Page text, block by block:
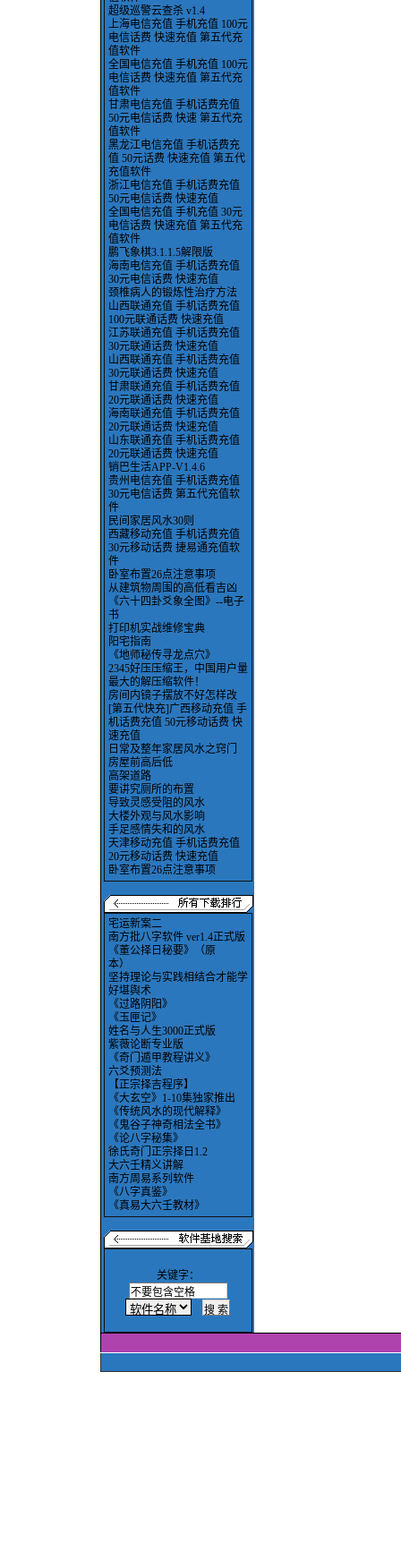
超级巡警云查杀 v1.4
上海电信充值 手机充值 100元
电信话费 快速充值 第五代充
值软件
全国电信充值 手机充值 100元
电信话费 快速充值 第五代充
值软件
甘肃电信充值 手机话费充值
50元电信话费 快速 第五代充
值软件
黑龙江电信充值 手机话费充
值 50元话费 快速充值 第五代
充值软件
浙江电信充值 手机话费充值
50元电信话费 快速充值
全国电信充值 手机充值 30元
电信话费 快速充值 第五代充
值软件
鹏飞象棋3.1.1.5解限版
海南电信充值 手机话费充值
30元电信话费 快速充值
颈椎病人的锻炼性治疗方法
山西联通充值 手机话费充值
100元联通话费 快速充值
江苏联通充值 手机话费充值
30元联通话费 快速充值
山西联通充值 手机话费充值
30元联通话费 快速充值
甘肃联通充值 手机话费充值
20元联通话费 快速充值
海南联通充值 手机话费充值
20元联通话费 快速充值
山东联通充值 手机话费充值
20元联通话费 快速充值
销巴生活APP-V1.4.6
贵州电信充值 手机话费充值
30元电信话费 第五代充值软
件
民间家居风水30则
西藏移动充值 手机话费充值
30元移动话费 捷易通充值软
件
卧室布置26点注意事项
从建筑物周围的高低看吉凶
《六十四卦爻象全图》--电子
书
打印机实战维修宝典
阳宅指南
《地师秘传寻龙点穴》
2345好压压缩王，中国用户量
最大的解压缩软件！
房间内镜子摆放不好怎样改
[第五代快充]广西移动充值 手
机话费充值 50元移动话费 快
速充值
日常及整年家居风水之窍门
房屋前高后低
高架道路
要讲究厕所的布置
导致灵感受阻的风水
大楼外观与风水影响
手足感情失和的风水
天津移动充值 手机话费充值
20元移动话费 快速充值
卧室布置26点注意事项
宅运新案二
南方批八字软件 ver1.4正式版
《董公择日秘要》（原
本）
坚持理论与实践相结合才能学
好堪舆术
《过路阴阳》
《玉匣记》
姓名与人生3000正式版
紫薇论断专业版
《奇门遁甲教程讲义》
六爻预测法
【正宗择吉程序】
《大玄空》1-10集独家推出
《传统风水的现代解释》
《鬼谷子神奇相法全书》
《论八字秘集》
徐氏奇门正宗择日1.2
大六壬精义讲解
南方周易系列软件
《八字真鉴》
《真易大六壬教材》
关键字：